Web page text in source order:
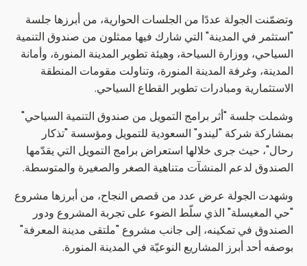
وتضمّنت الجولة عددًا من الجلسات الحوارية، من أبرزها جلسة
"استثمر في المدينة" التي شارك فيها ممثلون من صندوق التنمية
السياحي، ووزارة السياحة، وهيئة تطوير المدينة المنورة، وأمانة
المدينة، وغرفة المدينة المنورة، وتناولت مقومات المنطقة
الاستثمارية ومبادرات تطوير القطاع السياحي.
وشملت جلسة "أثر برامج التمويل من صندوق التنمية السياحي"
بمشاركة شركة "ليندو" السعودية للتمويل ومؤسسة "تذكار
رحال"، حيث جرى خلالها استعراض برامج التمويل التي يقدّمها
الصندوق لدعم المنشآت متناهية الصغر والصغيرة والمتوسطة.
وشهدت الجولة عرض عدد من قصص النجاح، من أبرزها مشروع
"حي المغيسلة" الذي سلّط الضوء على تجربة المشروع ودور
الصندوق في تمكينه، إلى جانب مشروع "ملتقى مدينة المعرفة"
بوصفه أحد أبرز المشاريع النوعيّة في المدينة المنورة.